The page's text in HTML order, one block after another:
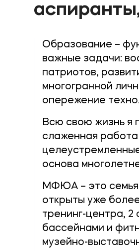
Образование –
важные задачи:
патриотов,
многогранной
опережение
Всю свою жизнь я
слаженная
основа
МФЮА – это семья,
открыты уже
тренинг-центра, 2
бассейнами и
музейно-